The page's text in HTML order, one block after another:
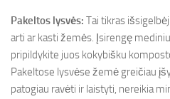
Pakeltos lysvės: Tai tikras
arti ar kasti žemės. Įsirengę
pripildykite juos kokybišku
Pakeltose lysvėse žemė greičiau
patogiau ravėti ir laistyti, nereikia